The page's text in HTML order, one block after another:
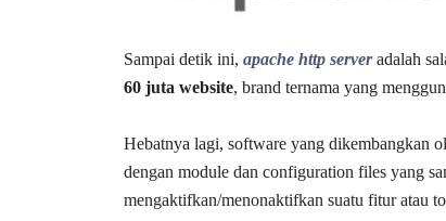
Sampai detik ini, apache http serveradalah
60 juta website, brand ternama yang
Hebatnya lagi, software yang dikembangkan
dengan module dan configuration files yang
mengaktifkan/menonaktifkan suatu fitur atau